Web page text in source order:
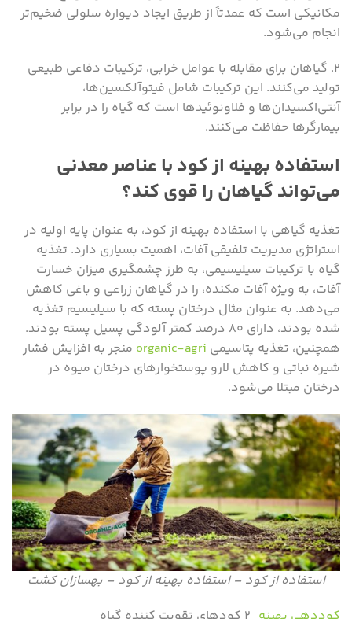
مکانیکی است که عمدتاً از طریق ایجاد دیواره سلولی ضخیم‌تر
انجام می‌شود.
۲. گیاهان برای مقابله با عوامل خرابی، ترکیبات دفاعی طبیعی
تولید می‌کنند. این ترکیبات شامل فیتوآلکسین‌ها،
آنتی‌اکسیدان‌ها و فلاونوئیدها است که گیاه را در برابر
بیمارگرها حفاظت می‌کنند.
استفاده بهینه از کود با عناصر معدنی
می‌تواند گیاهان را قوی کند؟
تغذیه گیاهی با استفاده بهینه از کود، به عنوان پایه اولیه در
استراتژی مدیریت تلفیقی آفات، اهمیت بسیاری دارد. تغذیه
گیاه با ترکیبات سیلیسیمی، به طرز چشمگیری میزان خسارت
آفات، به ویژه آفات مکنده، را در گیاهان زراعی و باغی کاهش
می‌دهد. به عنوان مثال درختان پسته که با سیلیسیم تغذیه
شده بودند، دارای ۸۰ درصد کمتر آلودگی پسیل پسته بودند.
همچنین، تغذیه پتاسیمی organic-agri منجر به افزایش فشار
شیره نباتی و کاهش لارو پوستخوارهای درختان میوه در
درختان مبتلا می‌شود.
استفاده از کود – استفاده بهینه از کود – بهسازان کشت